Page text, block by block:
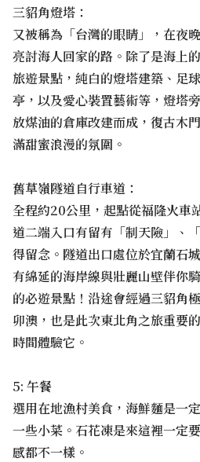
三貂角燈塔：
又被稱為「台灣的眼睛」，在夜
亮討海人回家的路。除了是海上
旅遊景點，純白的燈塔建築、足
亭，以及愛心裝置藝術等，燈塔
放煤油的倉庫改建而成，復古木
滿甜蜜浪漫的氛圍。
舊草嶺隧道自行車道：
全程約20公里，起點從福隆火車
道二端入口有留有「制天險」、
得留念。隧道出口處位於宜蘭石
有綿延的海岸線與壯麗山壁伴你
的必遊景點！沿途會經過三貂角
卯澳，也是此次東北角之旅重要
時間體驗它。
5: 午餐
選用在地漁村美食，海鮮麵是一
一些小菜。石花凍是來這裡一定
感都不一樣。